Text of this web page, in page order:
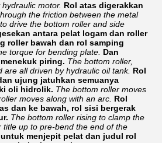
motor. Rol atas digerakkan
the friction between the metal
drive the bottom roller and side
antara pelat logam dan roller
roller bawah dan rol samping
torque for bending plate. Dan
piring. The bottom roller,
are all driven by hydraulic oil tank. Rol
ujung jatuhkan semuanya
oli hidrolik. The bottom roller moves
moves along with an arc. Rol
dan ke bawah, rol sisi bergerak
The bottom roller rising to clamp the
title up to pre-bend the end of the
menjepit pelat dan judul rol